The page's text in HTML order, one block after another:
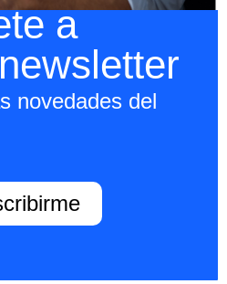
a
novedades del